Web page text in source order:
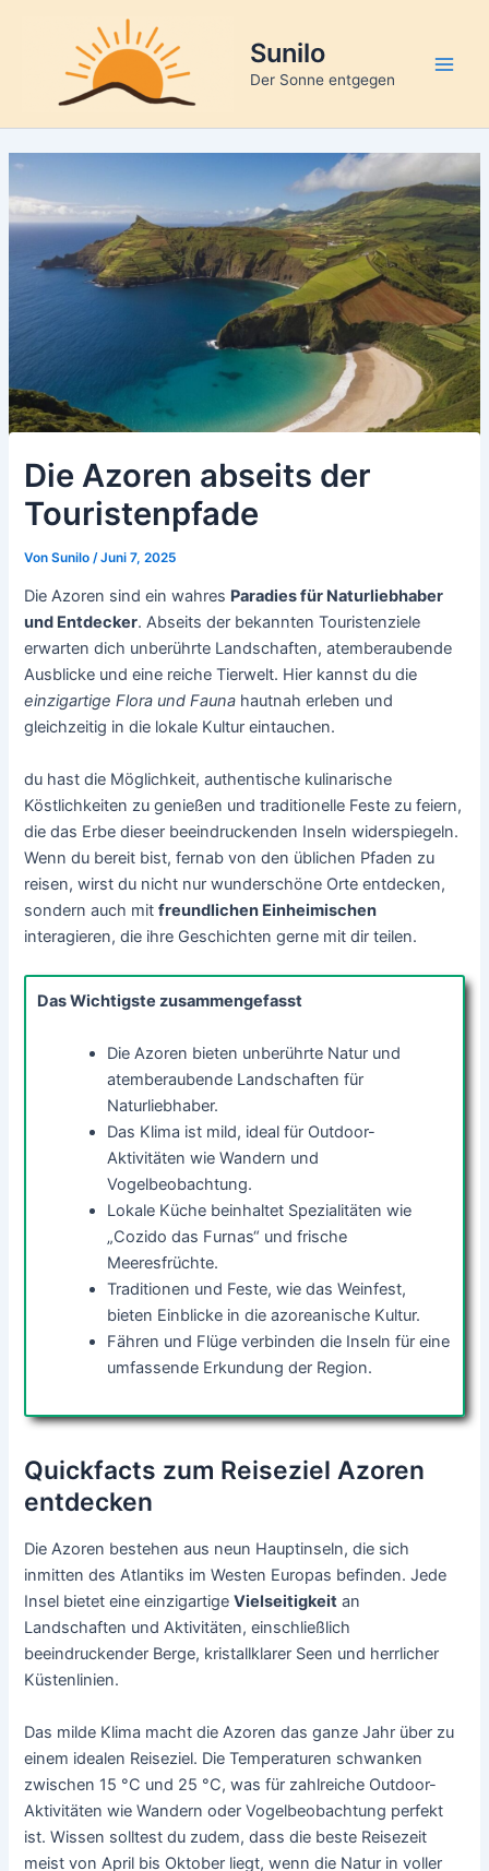
Sunilo
Der Sonne entgegen
Die Azoren abseits der
Touristenpfade
VonSunilo/Juni 7, 2025
Die Azoren sind ein wahres Paradies für Naturliebhaber
und Entdecker. Abseits der bekannten Touristenziele
erwarten dich unberührte Landschaften, atemberaubende
Ausblicke und eine reiche Tierwelt. Hier kannst du die
einzigartige Flora und Fauna hautnah erleben und
gleichzeitig in die lokale Kultur eintauchen.
du hast die Möglichkeit, authentische kulinarische
Köstlichkeiten zu genießen und traditionelle Feste zu feiern,
die das Erbe dieser beeindruckenden Inseln widerspiegeln.
Wenn du bereit bist, fernab von den üblichen Pfaden zu
reisen, wirst du nicht nur wunderschöne Orte entdecken,
sondern auch mitfreundlichen Einheimischen
interagieren, die ihre Geschichten gerne mit dir teilen.
Das Wichtigste zusammengefasst
Die Azoren bieten unberührte Natur und
atemberaubende Landschaften für
Naturliebhaber.
Das Klima ist mild, ideal für Outdoor-
Aktivitäten wie Wandern und
Vogelbeobachtung.
Lokale Küche beinhaltet Spezialitäten wie
„Cozido das Furnas“ und frische
Meeresfrüchte.
Traditionen und Feste, wie das Weinfest,
bieten Einblicke in die azoreanische Kultur.
Fähren und Flüge verbinden die Inseln für eine
umfassende Erkundung der Region.
Quickfacts zum Reiseziel Azoren
entdecken
Die Azoren bestehen aus neun Hauptinseln, die sich
inmitten des Atlantiks im Westen Europas befinden. Jede
Insel bietet eine einzigartigeVielseitigkeit an
Landschaften und Aktivitäten, einschließlich
beeindruckender Berge, kristallklarer Seen und herrlicher
Küstenlinien.
Das milde Klima macht die Azoren das ganze Jahr über zu
einem idealen Reiseziel. Die Temperaturen schwanken
zwischen 15 °C und 25 °C, was für zahlreiche Outdoor-
Aktivitäten wie Wandern oder Vogelbeobachtung perfekt
ist. Wissen solltest du zudem, dass die beste Reisezeit
meist von April bis Oktober liegt, wenn die Natur in voller